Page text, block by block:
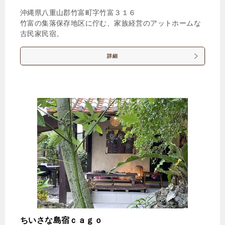
沖縄県八重山郡竹富町字竹富３１６
竹富の集落保存地区に佇む、家族経営のアットホームな
古民家民宿。
詳細
ちいさな島宿ｃａｇｏ